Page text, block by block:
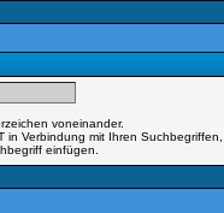
voneinander.
in Verbindung mit Ihren
einfügen.